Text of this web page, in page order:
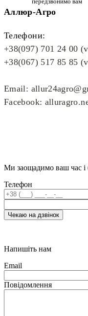
Аллюр-Агро
Телефони:
+38(097) 701 24 00
+38(067) 517 85 85
Email:
Facebook:
Ми заощадимо ваш час і
Телефон
Напишіть нам
Email
Повідомлення